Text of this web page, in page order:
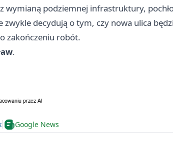
wymianą podziemnej infrastruktury,
decydują o tym, czy nowa ulica
zakończeniu robót.
.
Google News